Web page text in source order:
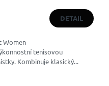
DETAIL
Women
tenisovou
Kombinuje klasický...